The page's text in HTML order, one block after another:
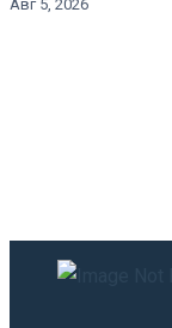
Авг 5, 2026